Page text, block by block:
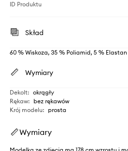
ID Produktu
Skład
60 % Wiskoza, 35 % Poliamid, 5 % Elastan
Wymiary
Dekolt: okrągły
Rękaw: bez rękawów
Krój modelu: prosta
Wymiary